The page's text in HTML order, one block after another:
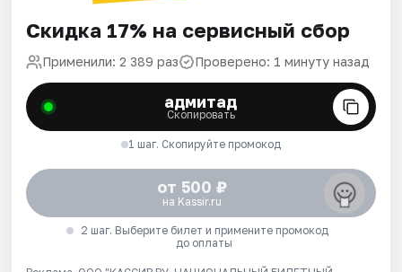
Скидка 17% на сервисный сбор
Применили: 2 389 раз Проверено: 1 минуту назад
адмитад
Скопировать
1 шаг. Скопируйте промокод
от 500 ₽
на Kassir.ru
2 шаг. Выберите билет и примените промокод
до оплаты